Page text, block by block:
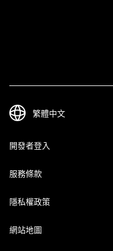
開發者登入
服務條款
隱私權政策
網站地圖